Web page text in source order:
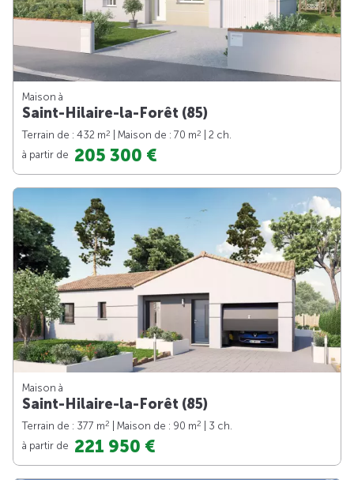
Maison à
Saint-Hilaire-la-Forêt (85)
Terrain de : 432 m2 | Maison de : 70 m2
| 2 ch.
à partir de 205 300 €
Maison à
Saint-Hilaire-la-Forêt (85)
Terrain de : 377 m2 | Maison de : 90 m2
| 3 ch.
à partir de 221 950 €